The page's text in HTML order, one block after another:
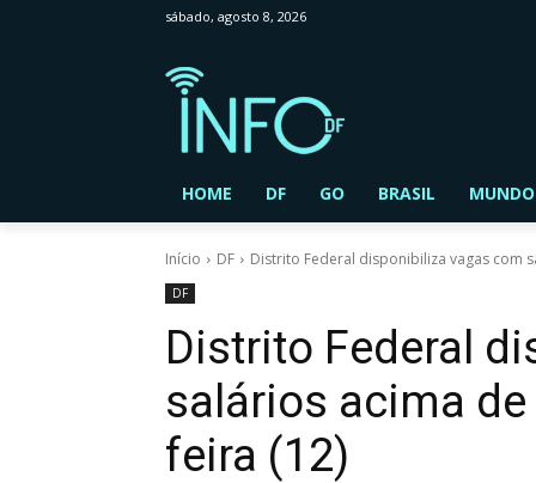
sábado, agosto 8, 2026
HOME DF GO BRASIL MUNDO
Início DF Distrito Federal disponibiliza vagas com
DF
Distrito Federal
salários acima
feira (12)